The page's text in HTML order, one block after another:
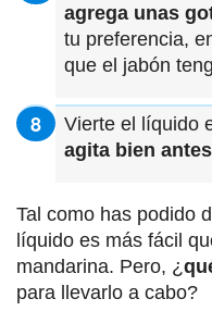
agrega unas
tu preferencia,
que el jabón
Vierte el líquido
agita bien
Tal como has podido
líquido es más fácil
mandarina. Pero, ¿
para llevarlo a cabo?